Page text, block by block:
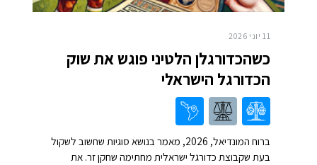
11 יוני 2026
כשהכדורגלן הלטיני פוגש את שוק
הכדורגל הישראלי
ברוח המונדיאל, 2026, מאמר בנושא סוגיות שחשוב לשקול
בעת שקבוצת כדורגל ישראלית מחתימה שחקן זר. את